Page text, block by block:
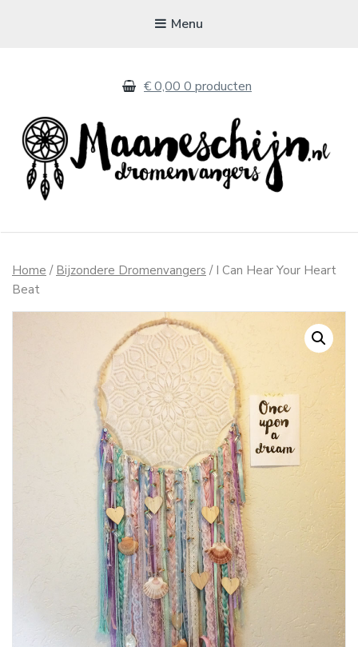
Menu
€ 0,00 0 producten
Home / Bijzondere Dromenvangers / I Can Hear Your Heart
Beat